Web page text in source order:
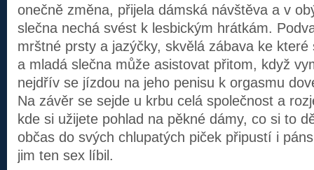
onečně změna, přijela dámská návštěva a v
slečna nechá svést k lesbickým hrátkám.
mrštné prsty a jazýčky, skvělá zábava ke
a mladá slečna může asistovat přitom, když
nejdřív se jízdou na jeho penisu k orgasmu
Na závěr se sejde u krbu celá společnost a
kde si užijete pohlad na pěkné dámy, co si to
občas do svých chlupatých piček připustí i
jim ten sex líbil.